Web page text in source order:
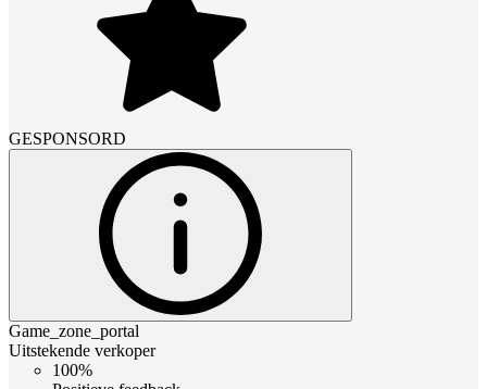
GESPONSORD
Game_zone_portal
Uitstekende verkoper
100%